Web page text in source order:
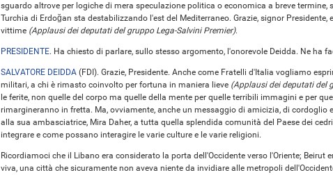
sguardo altrove per logiche di mera speculazione politica o economica a breve
Turchia di Erdoğan sta destabilizzando l'est del Mediterraneo. Grazie, signor Presidente,
vittime (Applausi dei deputati del gruppo Lega-Salvini Premier).
PRESIDENTE. Ha chiesto di parlare, sullo stesso argomento, l'onorevole Deidda. Ne ha
SALVATORE DEIDDA (FDI ). Grazie, Presidente. Anche come Fratelli d'Italia vogliamo
militari, a chi è rimasto coinvolto per fortuna in maniera lieve (Applausi dei deputati del
le ferite, non quelle del corpo ma quelle della mente per quelle terribili immagini e per
rimargineranno in fretta. Ma, ovviamente, anche un messaggio di amicizia, di cordoglio
alla sua ambasciatrice, Mira Daher, a tutta quella splendida comunità del Paese dei
integrare e come possano interagire le varie culture e le varie religioni.
Ricordiamoci che il Libano era considerato la porta dell'Occidente verso l'Oriente; Beirut
viva, una città che sicuramente non aveva niente da invidiare alle metropoli